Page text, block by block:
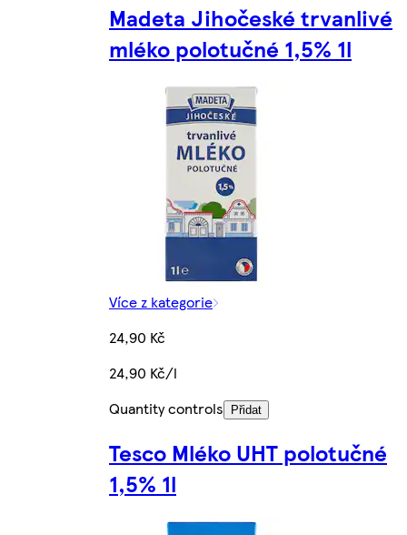
Madeta Jihočeské trvanlivé
mléko polotučné 1,5% 1l
Více z kategorie
24,90 Kč
24,90 Kč/l
Quantity controls
Přidat
Tesco Mléko UHT polotučné
1,5% 1l